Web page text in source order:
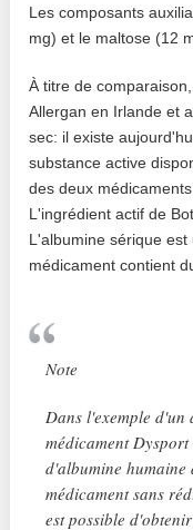
Les composants
mg) et le maltose (12
À titre de
Allergan en Irlande et
sec: il existe
substance active
des deux
L'ingrédient actif de
L'albumine sérique
médicament contient
Note
Dans l'exemple
médicament
d'albumine
médicament sans
est possible